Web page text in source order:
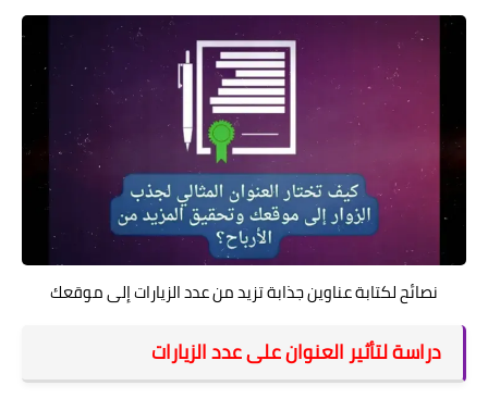
نصائح لكتابة عناوين جذابة تزيد من عدد الزيارات إلى موقعك
دراسة لتأثير العنوان على عدد الزيارات